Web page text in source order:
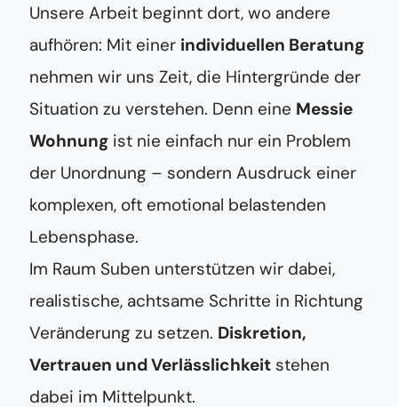
Unsere Arbeit beginnt dort, wo andere
aufhören: Mit einer individuellen Beratung
nehmen wir uns Zeit, die Hintergründe der
Situation zu verstehen. Denn eine Messie
Wohnung ist nie einfach nur ein Problem
der Unordnung – sondern Ausdruck einer
komplexen, oft emotional belastenden
Lebensphase.
Im Raum Suben unterstützen wir dabei,
realistische, achtsame Schritte in Richtung
Veränderung zu setzen. Diskretion,
Vertrauen und Verlässlichkeit stehen
dabei im Mittelpunkt.